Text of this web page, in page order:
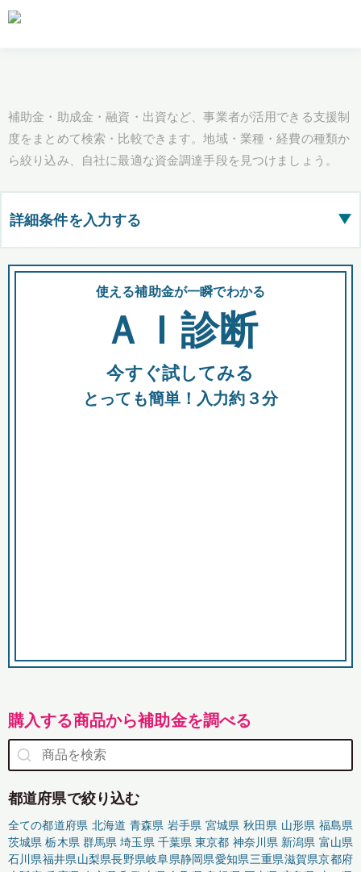
補助金・助成金・融資・出資など、事業者が活用できる支援制
度をまとめて検索・比較できます。地域・業種・経費の種類か
ら絞り込み、自社に最適な資金調達手段を見つけましょう。
詳細条件を入力する ▶
都道府県
全国の検索結果を含めて表示
助成金 融資 出資
使える補助金が一瞬でわかる
ＡＩ診断
今すぐ試してみる
とっても簡単！入力約３分
購入する商品から補助金を調べる
都道府県で絞り込む
全ての都道府県 北海道 青森県 岩手県 宮城県 秋田県 山形県 福島県
茨城県 栃木県 群馬県 埼玉県 千葉県 東京都 神奈川県 新潟県 富山県
石川県福井県山梨県長野県岐阜県静岡県愛知県三重県滋賀県京都府